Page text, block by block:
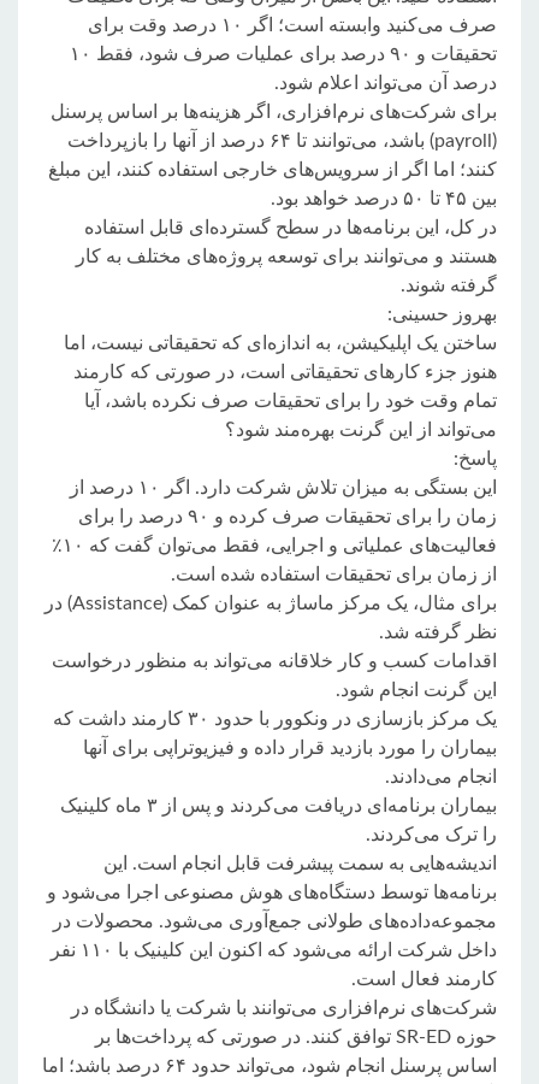
صرف می‌کنید وابسته است؛ اگر ۱۰ درصد وقت برای
تحقیقات و ۹۰ درصد برای عملیات صرف شود، فقط ۱۰
درصد آن می‌تواند اعلام شود.
برای شرکت‌های نرم‌افزاری، اگر هزینه‌ها بر اساس پرسنل
(payroll) باشد، می‌توانند تا ۶۴ درصد از آنها را بازپرداخت
کنند؛ اما اگر از سرویس‌های خارجی استفاده کنند، این مبلغ
بین ۴۵ تا ۵۰ درصد خواهد بود.
در کل، این برنامه‌ها در سطح گسترده‌ای قابل استفاده
هستند و می‌توانند برای توسعه پروژه‌های مختلف به کار
گرفته شوند.
بهروز حسینی:
ساختن یک اپلیکیشن، به اندازه‌ای که تحقیقاتی نیست، اما
هنوز جزء کارهای تحقیقاتی است، در صورتی که کارمند
تمام وقت خود را برای تحقیقات صرف نکرده باشد، آیا
می‌تواند از این گرنت بهره‌مند شود؟
پاسخ:
این بستگی به میزان تلاش شرکت دارد. اگر ۱۰ درصد از
زمان را برای تحقیقات صرف کرده و ۹۰ درصد را برای
فعالیت‌های عملیاتی و اجرایی، فقط می‌توان گفت که ۱۰٪
از زمان برای تحقیقات استفاده شده است.
برای مثال، یک مرکز ماساژ به عنوان کمک (Assistance) در
نظر گرفته شد.
اقدامات کسب و کار خلاقانه می‌تواند به منظور درخواست
این گرنت انجام شود.
یک مرکز بازسازی در ونکوور با حدود ۳۰ کارمند داشت که
بیماران را مورد بازدید قرار داده و فیزیوتراپی برای آنها
انجام می‌دادند.
بیماران برنامه‌ای دریافت می‌کردند و پس از ۳ ماه کلینیک
را ترک می‌کردند.
اندیشه‌هایی به سمت پیشرفت قابل انجام است. این
برنامه‌ها توسط دستگاه‌های هوش مصنوعی اجرا می‌شود و
مجموعه‌داده‌های طولانی جمع‌آوری می‌شود. محصولات در
داخل شرکت ارائه می‌شود که اکنون این کلینیک با ۱۱۰ نفر
کارمند فعال است.
شرکت‌های نرم‌افزاری می‌توانند با شرکت یا دانشگاه در
حوزه SR-ED توافق کنند. در صورتی که پرداخت‌ها بر
اساس پرسنل انجام شود، می‌تواند حدود ۶۴ درصد باشد؛ اما